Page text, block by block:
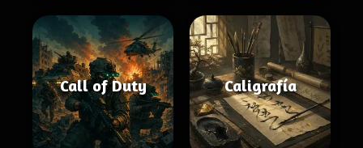
Call of Duty Caligrafía